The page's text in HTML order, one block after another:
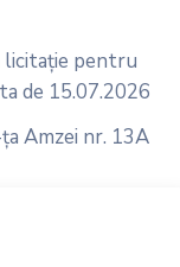
licitație pentru
de 15.07.2026
Amzei nr. 13A